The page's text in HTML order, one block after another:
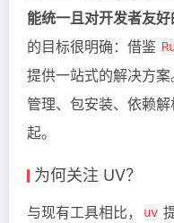
能统一且对开发者友
的目标很明确：借鉴
提供一站式的解决方案
管理、包安装、依赖
起。
为何关注 UV？
与现有工具相比， uv